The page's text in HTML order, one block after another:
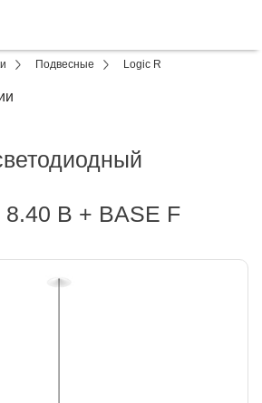
Подвесные Logic R
8.40 B + BASE F